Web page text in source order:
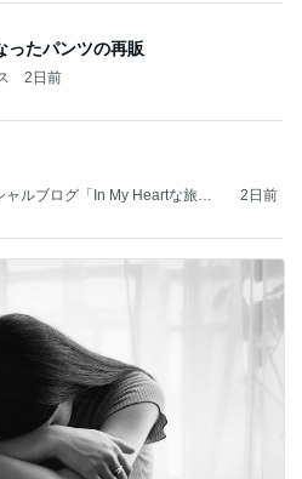
ったパンツの再販
2日前
ルブログ「In My Heartな旅日
2日前